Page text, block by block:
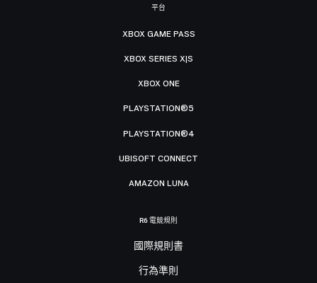
平台
XBOX GAME PASS
XBOX SERIES X|S
XBOX ONE
PLAYSTATION®5
PLAYSTATION®4
UBISOFT CONNECT
AMAZON LUNA
R6 電競規則
國際規則書
行為準則